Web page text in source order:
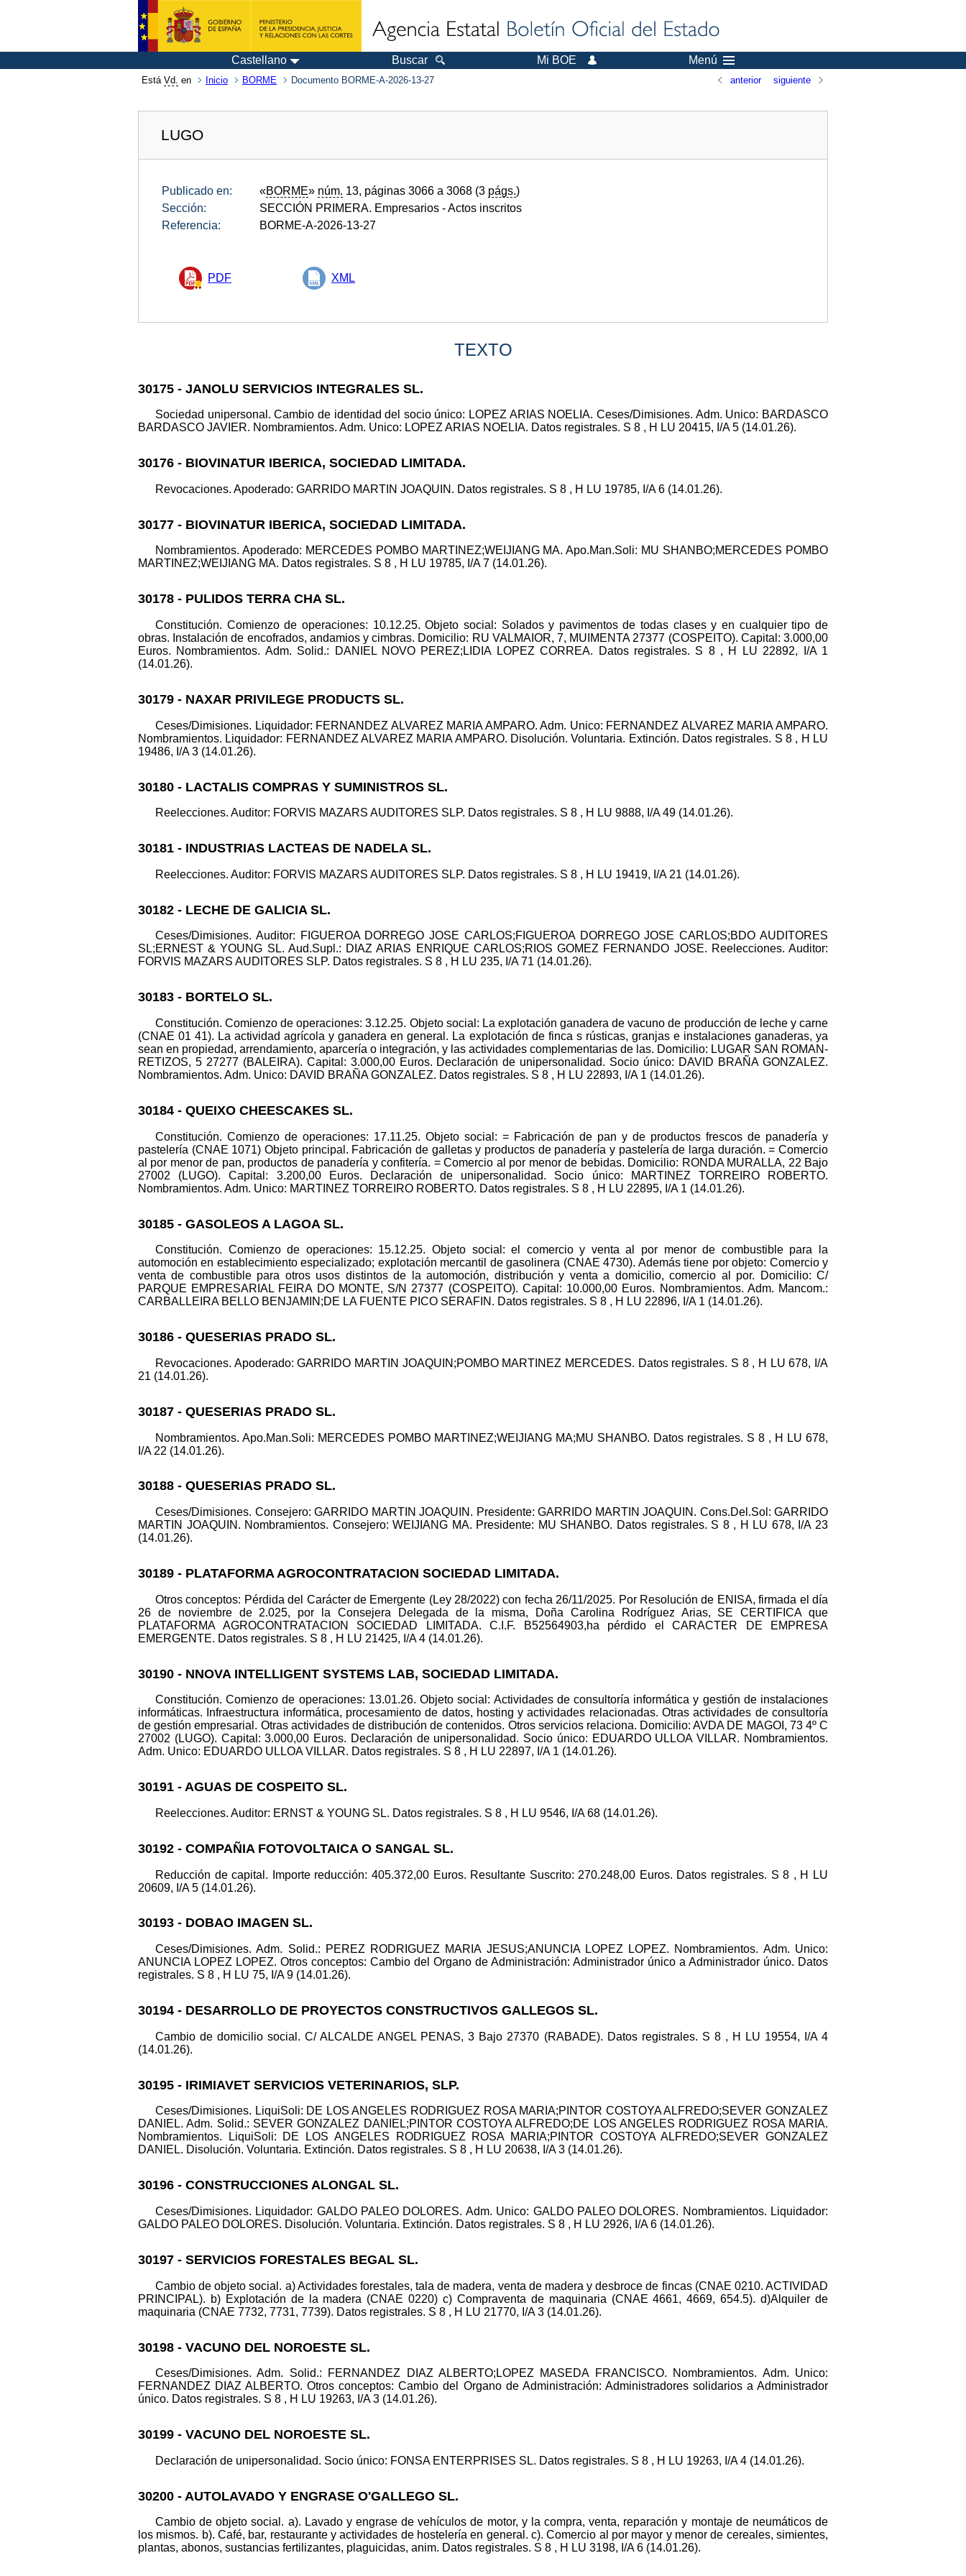
Castellano Buscar Mi BOE Menú
Está Vd. en Inicio BORME Documento BORME-A-2026-13-27 anterior siguiente
LUGO
Publicado en: «BORME» núm. 13, páginas 3066 a 3068 (3 págs.)
Sección:
SECCIÓN PRIMERA. Empresarios - Actos inscritos
Referencia:
BORME-A-2026-13-27
PDF XML
TEXTO
30175 - JANOLU SERVICIOS INTEGRALES SL.
Sociedad unipersonal. Cambio de identidad del socio único: LOPEZ ARIAS NOELIA. Ceses/Dimisiones. Adm. Unico: BARDASCO
BARDASCO JAVIER. Nombramientos. Adm. Unico: LOPEZ ARIAS NOELIA. Datos registrales. S 8 , H LU 20415, I/A 5 (14.01.26).
30176 - BIOVINATUR IBERICA, SOCIEDAD LIMITADA.
Revocaciones. Apoderado: GARRIDO MARTIN JOAQUIN. Datos registrales. S 8 , H LU 19785, I/A 6 (14.01.26).
30177 - BIOVINATUR IBERICA, SOCIEDAD LIMITADA.
Nombramientos. Apoderado: MERCEDES POMBO MARTINEZ;WEIJIANG MA. Apo.Man.Soli: MU SHANBO;MERCEDES POMBO
MARTINEZ;WEIJIANG MA. Datos registrales. S 8 , H LU 19785, I/A 7 (14.01.26).
30178 - PULIDOS TERRA CHA SL.
Constitución. Comienzo de operaciones: 10.12.25. Objeto social: Solados y pavimentos de todas clases y en cualquier tipo de
obras. Instalación de encofrados, andamios y cimbras. Domicilio: RU VALMAIOR, 7, MUIMENTA 27377 (COSPEITO). Capital: 3.000,00
Euros. Nombramientos. Adm. Solid.: DANIEL NOVO PEREZ;LIDIA LOPEZ CORREA. Datos registrales. S 8 , H LU 22892, I/A 1
(14.01.26).
30179 - NAXAR PRIVILEGE PRODUCTS SL.
Ceses/Dimisiones. Liquidador: FERNANDEZ ALVAREZ MARIA AMPARO. Adm. Unico: FERNANDEZ ALVAREZ MARIA AMPARO.
Nombramientos. Liquidador: FERNANDEZ ALVAREZ MARIA AMPARO. Disolución. Voluntaria. Extinción. Datos registrales. S 8 , H LU
19486, I/A 3 (14.01.26).
30180 - LACTALIS COMPRAS Y SUMINISTROS SL.
Reelecciones. Auditor: FORVIS MAZARS AUDITORES SLP. Datos registrales. S 8 , H LU 9888, I/A 49 (14.01.26).
30181 - INDUSTRIAS LACTEAS DE NADELA SL.
Reelecciones. Auditor: FORVIS MAZARS AUDITORES SLP. Datos registrales. S 8 , H LU 19419, I/A 21 (14.01.26).
30182 - LECHE DE GALICIA SL.
Ceses/Dimisiones. Auditor: FIGUEROA DORREGO JOSE CARLOS;FIGUEROA DORREGO JOSE CARLOS;BDO AUDITORES
SL;ERNEST & YOUNG SL. Aud.Supl.: DIAZ ARIAS ENRIQUE CARLOS;RIOS GOMEZ FERNANDO JOSE. Reelecciones. Auditor:
FORVIS MAZARS AUDITORES SLP. Datos registrales. S 8 , H LU 235, I/A 71 (14.01.26).
30183 - BORTELO SL.
Constitución. Comienzo de operaciones: 3.12.25. Objeto social: La explotación ganadera de vacuno de producción de leche y carne
(CNAE 01 41). La actividad agrícola y ganadera en general. La explotación de finca s rústicas, granjas e instalaciones ganaderas, ya
sean en propiedad, arrendamiento, aparcería o integración, y las actividades complementarias de las. Domicilio: LUGAR SAN ROMAN-
RETIZOS, 5 27277 (BALEIRA). Capital: 3.000,00 Euros. Declaración de unipersonalidad. Socio único: DAVID BRAÑA GONZALEZ.
Nombramientos. Adm. Unico: DAVID BRAÑA GONZALEZ. Datos registrales. S 8 , H LU 22893, I/A 1 (14.01.26).
30184 - QUEIXO CHEESCAKES SL.
Constitución. Comienzo de operaciones: 17.11.25. Objeto social: = Fabricación de pan y de productos frescos de panadería y
pastelería (CNAE 1071) Objeto principal. Fabricación de galletas y productos de panadería y pastelería de larga duración. = Comercio
al por menor de pan, productos de panadería y confitería. = Comercio al por menor de bebidas. Domicilio: RONDA MURALLA, 22 Bajo
27002 (LUGO). Capital: 3.200,00 Euros. Declaración de unipersonalidad. Socio único: MARTINEZ TORREIRO ROBERTO.
Nombramientos. Adm. Unico: MARTINEZ TORREIRO ROBERTO. Datos registrales. S 8 , H LU 22895, I/A 1 (14.01.26).
30185 - GASOLEOS A LAGOA SL.
Constitución. Comienzo de operaciones: 15.12.25. Objeto social: el comercio y venta al por menor de combustible para la
automoción en establecimiento especializado; explotación mercantil de gasolinera (CNAE 4730). Además tiene por objeto: Comercio y
venta de combustible para otros usos distintos de la automoción, distribución y venta a domicilio, comercio al por. Domicilio: C/
PARQUE EMPRESARIAL FEIRA DO MONTE, S/N 27377 (COSPEITO). Capital: 10.000,00 Euros. Nombramientos. Adm. Mancom.:
CARBALLEIRA BELLO BENJAMIN;DE LA FUENTE PICO SERAFIN. Datos registrales. S 8 , H LU 22896, I/A 1 (14.01.26).
30186 - QUESERIAS PRADO SL.
Revocaciones. Apoderado: GARRIDO MARTIN JOAQUIN;POMBO MARTINEZ MERCEDES. Datos registrales. S 8 , H LU 678, I/A
21 (14.01.26).
30187 - QUESERIAS PRADO SL.
Nombramientos. Apo.Man.Soli: MERCEDES POMBO MARTINEZ;WEIJIANG MA;MU SHANBO. Datos registrales. S 8 , H LU 678,
I/A 22 (14.01.26).
30188 - QUESERIAS PRADO SL.
Ceses/Dimisiones. Consejero: GARRIDO MARTIN JOAQUIN. Presidente: GARRIDO MARTIN JOAQUIN. Cons.Del.Sol: GARRIDO
MARTIN JOAQUIN. Nombramientos. Consejero: WEIJIANG MA. Presidente: MU SHANBO. Datos registrales. S 8 , H LU 678, I/A 23
(14.01.26).
30189 - PLATAFORMA AGROCONTRATACION SOCIEDAD LIMITADA.
Otros conceptos: Pérdida del Carácter de Emergente (Ley 28/2022) con fecha 26/11/2025. Por Resolución de ENISA, firmada el día
26 de noviembre de 2.025, por la Consejera Delegada de la misma, Doña Carolina Rodríguez Arias, SE CERTIFICA que
PLATAFORMA AGROCONTRATACION SOCIEDAD LIMITADA. C.I.F. B52564903,ha pérdido el CARACTER DE EMPRESA
EMERGENTE. Datos registrales. S 8 , H LU 21425, I/A 4 (14.01.26).
30190 - NNOVA INTELLIGENT SYSTEMS LAB, SOCIEDAD LIMITADA.
Constitución. Comienzo de operaciones: 13.01.26. Objeto social: Actividades de consultoría informática y gestión de instalaciones
informáticas. Infraestructura informática, procesamiento de datos, hosting y actividades relacionadas. Otras actividades de consultoría
de gestión empresarial. Otras actividades de distribución de contenidos. Otros servicios relaciona. Domicilio: AVDA DE MAGOI, 73 4º C
27002 (LUGO). Capital: 3.000,00 Euros. Declaración de unipersonalidad. Socio único: EDUARDO ULLOA VILLAR. Nombramientos.
Adm. Unico: EDUARDO ULLOA VILLAR. Datos registrales. S 8 , H LU 22897, I/A 1 (14.01.26).
30191 - AGUAS DE COSPEITO SL.
Reelecciones. Auditor: ERNST & YOUNG SL. Datos registrales. S 8 , H LU 9546, I/A 68 (14.01.26).
30192 - COMPAÑIA FOTOVOLTAICA O SANGAL SL.
Reducción de capital. Importe reducción: 405.372,00 Euros. Resultante Suscrito: 270.248,00 Euros. Datos registrales. S 8 , H LU
20609, I/A 5 (14.01.26).
30193 - DOBAO IMAGEN SL.
Ceses/Dimisiones. Adm. Solid.: PEREZ RODRIGUEZ MARIA JESUS;ANUNCIA LOPEZ LOPEZ. Nombramientos. Adm. Unico:
ANUNCIA LOPEZ LOPEZ. Otros conceptos: Cambio del Organo de Administración: Administrador único a Administrador único. Datos
registrales. S 8 , H LU 75, I/A 9 (14.01.26).
30194 - DESARROLLO DE PROYECTOS CONSTRUCTIVOS GALLEGOS SL.
Cambio de domicilio social. C/ ALCALDE ANGEL PENAS, 3 Bajo 27370 (RABADE). Datos registrales. S 8 , H LU 19554, I/A 4
(14.01.26).
30195 - IRIMIAVET SERVICIOS VETERINARIOS, SLP.
Ceses/Dimisiones. LiquiSoli: DE LOS ANGELES RODRIGUEZ ROSA MARIA;PINTOR COSTOYA ALFREDO;SEVER GONZALEZ
DANIEL. Adm. Solid.: SEVER GONZALEZ DANIEL;PINTOR COSTOYA ALFREDO;DE LOS ANGELES RODRIGUEZ ROSA MARIA.
Nombramientos. LiquiSoli: DE LOS ANGELES RODRIGUEZ ROSA MARIA;PINTOR COSTOYA ALFREDO;SEVER GONZALEZ
DANIEL. Disolución. Voluntaria. Extinción. Datos registrales. S 8 , H LU 20638, I/A 3 (14.01.26).
30196 - CONSTRUCCIONES ALONGAL SL.
Ceses/Dimisiones. Liquidador: GALDO PALEO DOLORES. Adm. Unico: GALDO PALEO DOLORES. Nombramientos. Liquidador:
GALDO PALEO DOLORES. Disolución. Voluntaria. Extinción. Datos registrales. S 8 , H LU 2926, I/A 6 (14.01.26).
30197 - SERVICIOS FORESTALES BEGAL SL.
Cambio de objeto social. a) Actividades forestales, tala de madera, venta de madera y desbroce de fincas (CNAE 0210. ACTIVIDAD
PRINCIPAL). b) Explotación de la madera (CNAE 0220) c) Compraventa de maquinaria (CNAE 4661, 4669, 654.5). d)Alquiler de
maquinaria (CNAE 7732, 7731, 7739). Datos registrales. S 8 , H LU 21770, I/A 3 (14.01.26).
30198 - VACUNO DEL NOROESTE SL.
Ceses/Dimisiones. Adm. Solid.: FERNANDEZ DIAZ ALBERTO;LOPEZ MASEDA FRANCISCO. Nombramientos. Adm. Unico:
FERNANDEZ DIAZ ALBERTO. Otros conceptos: Cambio del Organo de Administración: Administradores solidarios a Administrador
único. Datos registrales. S 8 , H LU 19263, I/A 3 (14.01.26).
30199 - VACUNO DEL NOROESTE SL.
Declaración de unipersonalidad. Socio único: FONSA ENTERPRISES SL. Datos registrales. S 8 , H LU 19263, I/A 4 (14.01.26).
30200 - AUTOLAVADO Y ENGRASE O'GALLEGO SL.
Cambio de objeto social. a). Lavado y engrase de vehículos de motor, y la compra, venta, reparación y montaje de neumáticos de
los mismos. b). Café, bar, restaurante y actividades de hostelería en general. c). Comercio al por mayor y menor de cereales, simientes,
plantas, abonos, sustancias fertilizantes, plaguicidas, anim. Datos registrales. S 8 , H LU 3198, I/A 6 (14.01.26).